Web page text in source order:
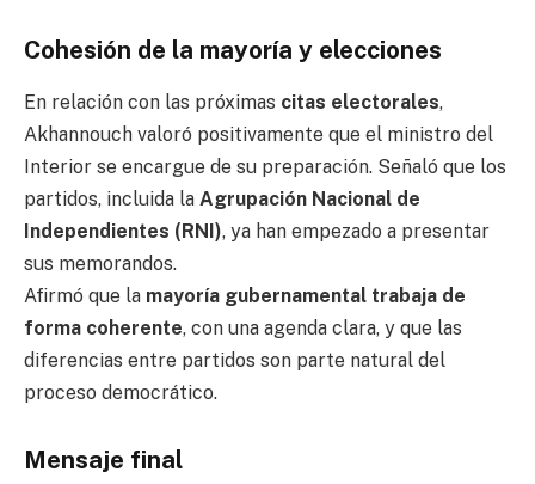
Cohesión de la mayoría y elecciones
En relación con las próximas citas electorales,
Akhannouch valoró positivamente que el ministro del
Interior se encargue de su preparación. Señaló que los
partidos, incluida la Agrupación Nacional de
Independientes (RNI), ya han empezado a presentar
sus memorandos.
Afirmó que la mayoría gubernamental trabaja de
forma coherente, con una agenda clara, y que las
diferencias entre partidos son parte natural del
proceso democrático.
Mensaje final